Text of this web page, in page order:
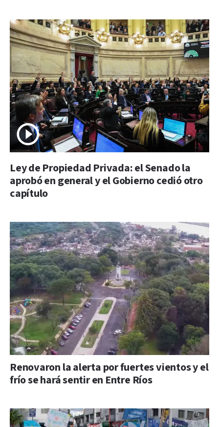
Ley de Propiedad Privada: el Senado la
aprobó en general y el Gobierno cedió otro
capítulo
Renovaron la alerta por fuertes vientos y el
frío se hará sentir en Entre Ríos